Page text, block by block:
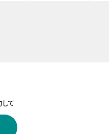
て